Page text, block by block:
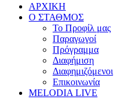
ΑΡΧΙΚΗ
Ο ΣΤΑΘΜΟΣ
Το Προφίλ μας
Παραγωγοί
Πρόγραμμα
Διαφήμιση
Διαφημιζόμενοι
Επικοινωνία
MELODIA LIVE